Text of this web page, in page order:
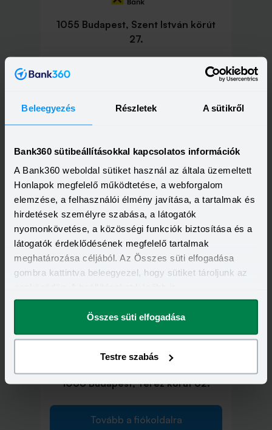
Beleegyezés Részletek A sütikről
Bank360 sütibeállításokkal kapcsolatos információk
A Bank360 weboldal sütiket használ az általa üzemeltett
Honlapok megfelelő működtetése, a webforgalom
elemzése, a felhasználói élmény javítása, a tartalmak és
hirdetések személyre szabása, a látogatók
nyomonkövetése, a közösségi funkciók biztosítása és a
látogatók érdeklődésének megfelelő tartalmak
meghatározása céljából. Az Összes süti elfogadása
gombra kattintva beleegyezel, hogy sütiket tároljunk az
megváltoztathatod.
Összes süti elfogadása
Testre szabás
1055 Budapest, Szent István körút
27.
1062 Budapest, Váci út 1-3. 1.emelet
Tovább a fiókoldalra
1066 Budapest, Teréz körút 12.
1066 Budapest, Teréz körút 62.
Tovább a fiókoldalra